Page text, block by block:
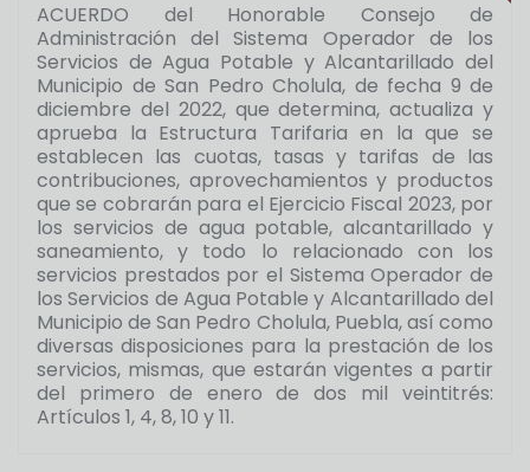
ACUERDO del Honorable Consejo de
Administración del Sistema Operador de los
Servicios de Agua Potable y Alcantarillado del
Municipio de San Pedro Cholula, de fecha 9 de
diciembre del 2022, que determina, actualiza y
aprueba la Estructura Tarifaria en la que se
establecen las cuotas, tasas y tarifas de las
contribuciones, aprovechamientos y productos
que se cobrarán para el Ejercicio Fiscal 2023, por
los servicios de agua potable, alcantarillado y
saneamiento, y todo lo relacionado con los
servicios prestados por el Sistema Operador de
los Servicios de Agua Potable y Alcantarillado del
Municipio de San Pedro Cholula, Puebla, así como
diversas disposiciones para la prestación de los
servicios, mismas, que estarán vigentes a partir
del primero de enero de dos mil veintitrés:
Artículos 1, 4, 8, 10 y 11.